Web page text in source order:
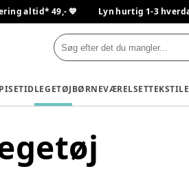
altid* 49,- 💙 Lyn hurtig 1-3
LEGETØJBØRNEVÆRELSET